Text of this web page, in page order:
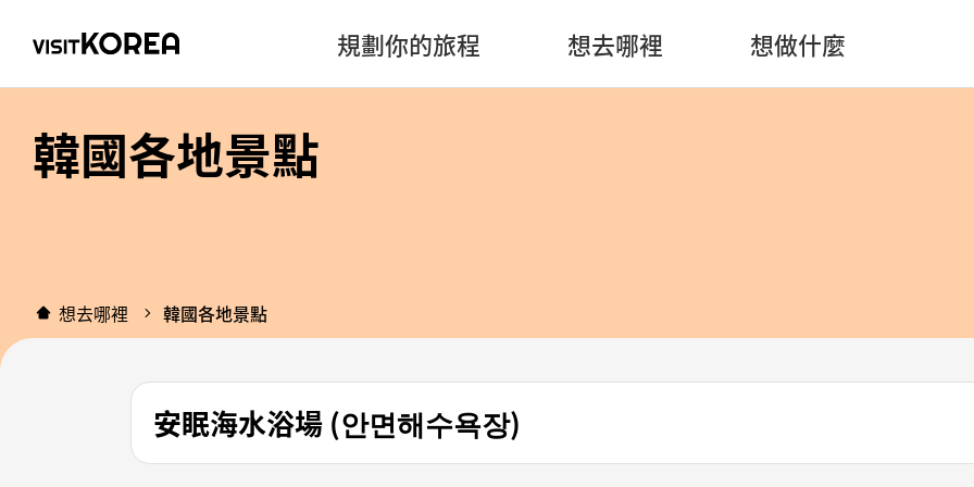
規劃你的旅程 想去哪裡 想做什麼
韓國各地景點
想去哪裡 韓國各地景點
安眠海水浴場 (안면해수욕장)